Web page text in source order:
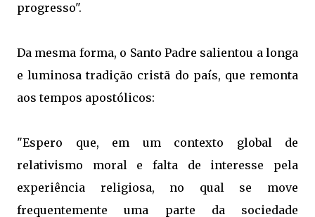
progresso".
Da mesma forma, o Santo Padre salientou a longa
e luminosa tradição cristã do país, que remonta
aos tempos apostólicos:
"Espero que, em um contexto global de
relativismo moral e falta de interesse pela
experiência religiosa, no qual se move
frequentemente uma parte da sociedade